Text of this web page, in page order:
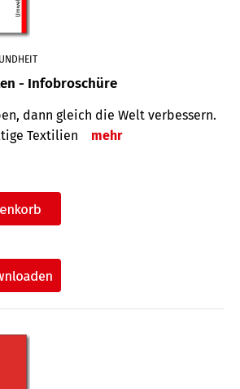
- Infobroschüre
dann gleich die Welt verbessern.
Textilien
mehr